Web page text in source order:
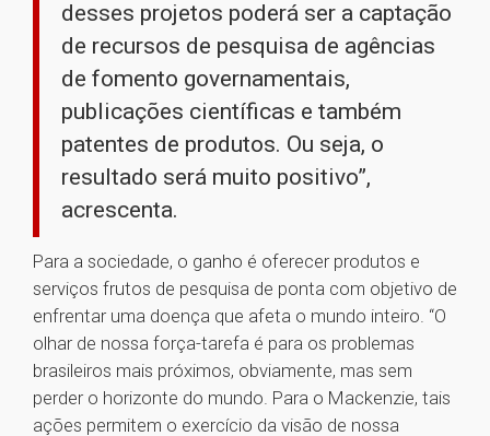
desses projetos poderá ser a captação
de recursos de pesquisa de agências
de fomento governamentais,
publicações científicas e também
patentes de produtos. Ou seja, o
resultado será muito positivo”,
acrescenta.
Para a sociedade, o ganho é oferecer produtos e
serviços frutos de pesquisa de ponta com objetivo de
enfrentar uma doença que afeta o mundo inteiro. “O
olhar de nossa força-tarefa é para os problemas
brasileiros mais próximos, obviamente, mas sem
perder o horizonte do mundo. Para o Mackenzie, tais
ações permitem o exercício da visão de nossa